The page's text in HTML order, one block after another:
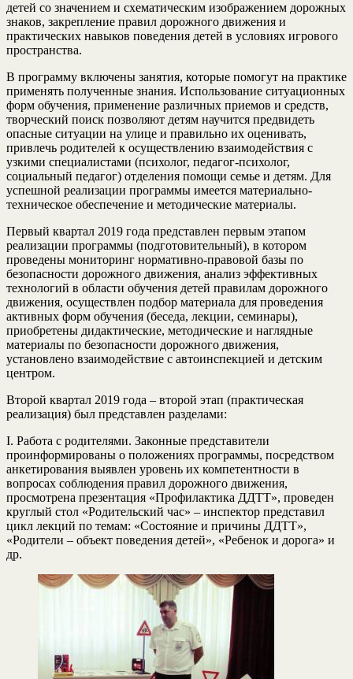
детей со значением и схематическим изображением дорожных
знаков, закрепление правил дорожного движения и
практических навыков поведения детей в условиях игрового
пространства.
В программу включены занятия, которые помогут на практике
применять полученные знания. Использование ситуационных
форм обучения, применение различных приемов и средств,
творческий поиск позволяют детям научится предвидеть
опасные ситуации на улице и правильно их оценивать,
привлечь родителей к осуществлению взаимодействия с
узкими специалистами (психолог, педагог-психолог,
социальный педагог) отделения помощи семье и детям. Для
успешной реализации программы имеется материально-
техническое обеспечение и методические материалы.
Первый квартал 2019 года представлен первым этапом
реализации программы (подготовительный), в котором
проведены мониторинг нормативно-правовой базы по
безопасности дорожного движения, анализ эффективных
технологий в области обучения детей правилам дорожного
движения, осуществлен подбор материала для проведения
активных форм обучения (беседа, лекции, семинары),
приобретены дидактические, методические и наглядные
материалы по безопасности дорожного движения,
установлено взаимодействие с автоинспекцией и детским
центром.
Второй квартал 2019 года – второй этап (практическая
реализация) был представлен разделами:
I. Работа с родителями. Законные представители
проинформированы о положениях программы, посредством
анкетирования выявлен уровень их компетентности в
вопросах соблюдения правил дорожного движения,
просмотрена презентация «Профилактика ДДТТ», проведен
круглый стол «Родительский час» – инспектор представил
цикл лекций по темам: «Состояние и причины ДДТТ»,
«Родители – объект поведения детей», «Ребенок и дорога» и
др.